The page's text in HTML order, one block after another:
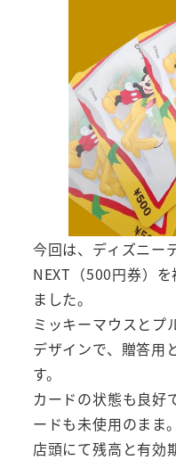
今回は、ディズニー
NEXT（500円券）
ました。
ミッキーマウスとプ
デザインで、贈答用
す。
カードの状態も良好
ードも未使用のまま。
店頭にて残高と有効